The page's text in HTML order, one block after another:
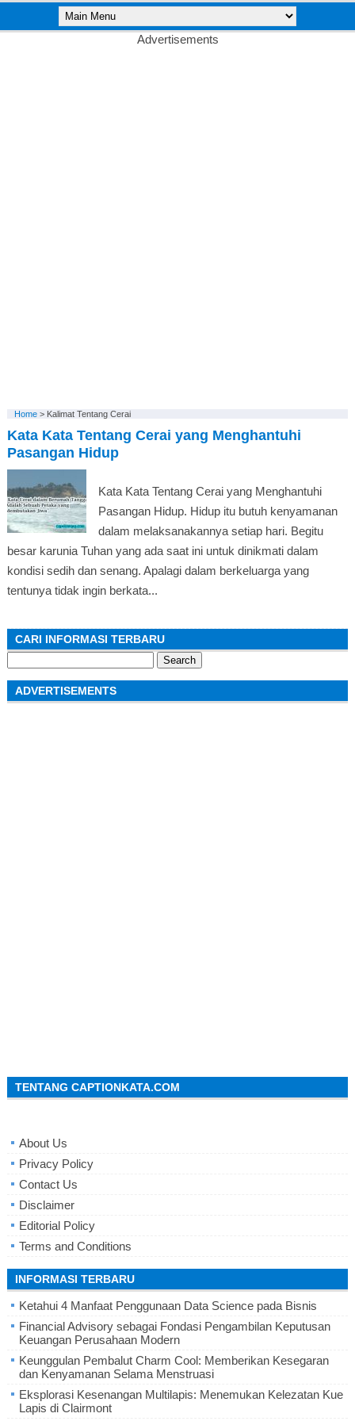
Advertisements
Home> Kalimat Tentang Cerai
Kata Kata Tentang Cerai yang Menghantuhi
Pasangan Hidup
Kata Kata Tentang Cerai yang Menghantuhi
Pasangan Hidup. Hidup itu butuh kenyamanan
dalam melaksanakannya setiap hari. Begitu
besar karunia Tuhan yang ada saat ini untuk dinikmati dalam
kondisi sedih dan senang. Apalagi dalam berkeluarga yang
tentunya tidak ingin berkata...
CARI INFORMASI TERBARU
for:
ADVERTISEMENTS
TENTANG CAPTIONKATA.COM
About Us
Privacy Policy
Contact Us
Disclaimer
Editorial Policy
Terms and Conditions
INFORMASI TERBARU
Ketahui 4 Manfaat Penggunaan Data Science pada Bisnis
Financial Advisory sebagai Fondasi Pengambilan Keputusan
Keuangan Perusahaan Modern
Keunggulan Pembalut Charm Cool: Memberikan Kesegaran
dan Kenyamanan Selama Menstruasi
Eksplorasi Kesenangan Multilapis: Menemukan Kelezatan Kue
Lapis di Clairmont